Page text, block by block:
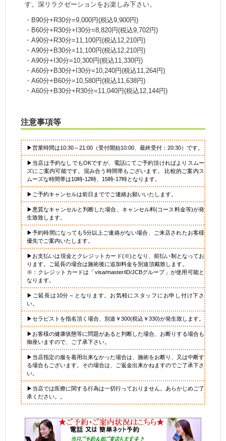
す。深リラクゼーションをお楽しみ下さい。
・B90分+R30分=9,000円(税込9,900円)
・B60分+R30分+I30分=8,820円(税込9,702円)
・A90分+R30分=11,100円(税込12,210円)
・A90分+B30分=11,100円(税込12,210円)
・A90分+I30分=10,300円(税込11,330円)
・A60分+B30分+I30分=10,240円(税込11,264円)
・A60分+B60分=10,580円(税込11,638円)
・A60分+B30分+R30分=11,040円(税込12,144円)
注意事項等
▶営業時間は10:30～21:00（受付開始10:00、最終受付：20:30）です。
▶当店は予約なしでもOKですが、電話にてご予約頂ければよりスムー
ズにご案内可能です。混み合う時間帯もございます。 比較的ご案内ス
ムーズな時間帯は10時-12時、15時-17時となります。
▶ご予約キャンセルは前日まででご連絡お願いいたします。
▶悪質なキャンセルと判断した場合、キャンセル料(コース料金等)が発
生致致します。
▶予約時間になっても5分以上ご連絡がない場合、ご来店されたお客様
優先でご案内いたします。
▶お支払いは現金とクレジットカード(※)となり、前払い制となってお
ります。ご延長の場合は施術後に追加料金を別途頂戴致します。
※：クレジットカードは「visa/master/iD/JCBグループ」が使用可能と
なります。
▶ご延長は10分～となります。お気軽にスタッフにお申し付け下さ
い。
▶セラピストを指名頂く場合、別途￥300(税込￥330)が発生致します。
▶お客様の健康状態等に問題があると判断した場合、お断りする場合も
御座いますので、ご了承下さい。
▶当店指定の服を着用出来なかった場合は、施術をお断り、又は中断す
る場合もございます。その場合は、ご返金出来かねますのでご了承下さ
い。
▶当店では医療に関する行為は一切行っておりません。あらかじめご了
承ください。。